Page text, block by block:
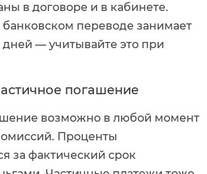
в договоре и в кабинете.
переводе занимает
дней — учитывайте это при
погашение
возможно в любой момент
Проценты
за фактический срок